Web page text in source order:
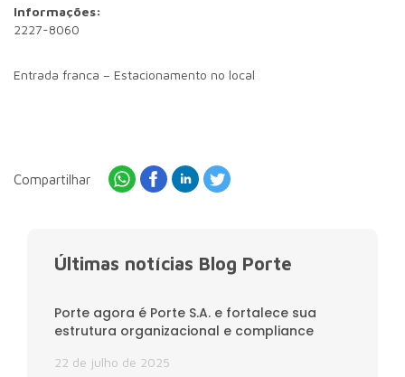
Informações:
2227-8060
Entrada franca – Estacionamento no local
Compartilhar
Últimas notícias Blog Porte
Porte agora é Porte S.A. e fortalece sua
estrutura organizacional e compliance
22 de julho de 2025